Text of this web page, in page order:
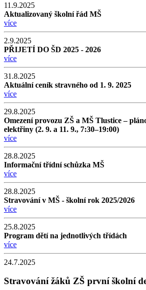
11.9.2025
Aktualizovaný školní řád MŠ
více
2.9.2025
PŘIJETÍ DO ŠD 2025 - 2026
více
31.8.2025
Aktuální ceník stravného od 1. 9. 2025
více
29.8.2025
Omezení provozu ZŠ a MŠ Tlustice –
elektřiny (2. 9. a 11. 9., 7:30–19:00)
více
28.8.2025
Informační třídní schůzka MŠ
více
28.8.2025
Stravování v MŠ - školní rok 2025/2026
více
25.8.2025
Program dětí na jednotlivých třídách
více
24.7.2025
Stravování žáků ZŠ první školní